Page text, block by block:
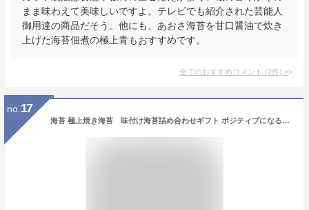
まま味わえて美味しいですよ。テレビでも紹介された芸能人
御用達の商品だそう。他にも、あおさ海苔を甘口醤油で炊き
上げた海苔佃煮の極上青もおすすめです。
全てのおすすめコメント (2件) >
no. 17
海苔 極上焼き海苔 味付け海苔詰め合わせギフト ポジティブになる海苔ギフト 味付けのり 焼きのり100枚 海苔ギフト お中元 お歳暮 内祝い